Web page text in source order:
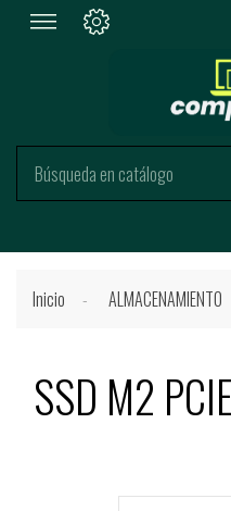
Inicio ALMACENAMIENTO
SSD M2